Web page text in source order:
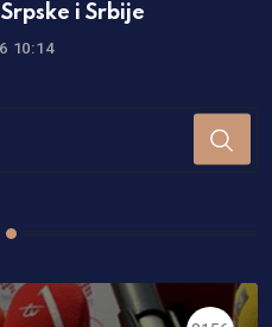
i Srbije
10:14